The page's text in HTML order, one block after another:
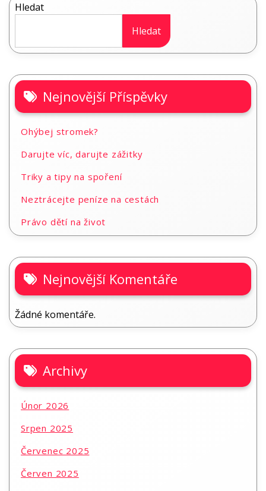
Hledat
Hledat
Nejnovější Příspěvky
Ohýbej stromek?
Darujte víc, darujte zážitky
Triky a tipy na spoření
Neztrácejte peníze na cestách
Právo dětí na život
Nejnovější Komentáře
Žádné komentáře.
Archivy
Únor 2026
Srpen 2025
Červenec 2025
Červen 2025